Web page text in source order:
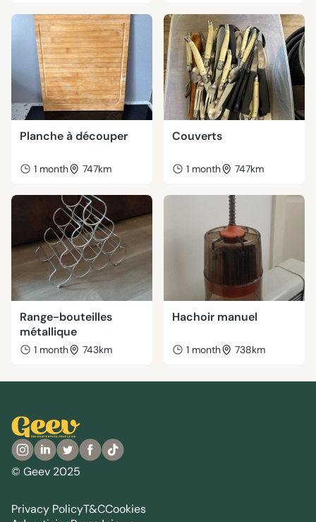
Planche à découper
1 month 747km
Couverts
1 month 747km
Range-bouteilles
métallique
1 month 743km
Hachoir manuel
1 month 738km
© Geev 2025
Privacy PolicyT&CCookies